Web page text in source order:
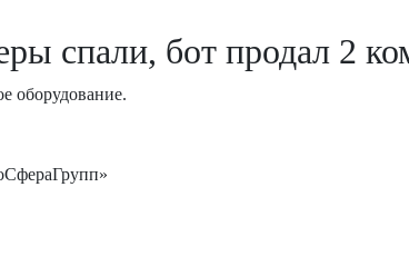
спали, бот продал 2
оборудование.